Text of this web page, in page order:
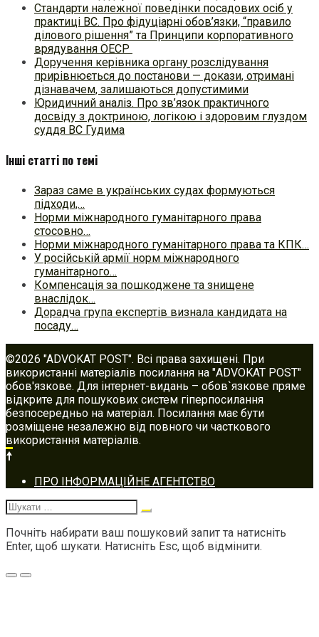
Стандарти належної поведінки посадових осіб у
практиці ВC. Про фідуціарні обов’язки, “правило
ділового рішення” та Принципи корпоративного
врядування ОЕСР
Доручення керівника органу розслідування
прирівнюється до постанови — докази, отримані
дізнавачем, залишаються допустимими
Юридичний аналіз. Про зв’язок практичного
досвіду з доктриною, логікою і здоровим глуздом
суддя ВС Гудима
Інші статті по темі
Зараз саме в українських судах формуються
підходи,…
Норми міжнародного гуманітарного права
стосовно…
Норми міжнародного гуманітарного права та КПК…
У російській армії норм міжнародного
гуманітарного…
Компенсація за пошкоджене та знищене
внаслідок…
Дорадча група експертів визнала кандидата на
посаду…
©2026 "ADVOKAT POST". Всі права захищені. При
використанні матеріалів посилання на "ADVOKAT POST"
обов'язкове. Для інтернет-видань – обов`язкове пряме
відкрите для пошукових систем гіперпосилання
безпосередньо на матеріал. Посилання має бути
розміщене незалежно від повного чи часткового
використання матеріалів.
Footer
navigation
ПРО ІНФОРМАЦІЙНЕ АГЕНТСТВО
Шукати:
Почніть набирати ваш пошуковий запит та натисніть
Enter, щоб шукати. Натисніть Esc, щоб відмінити.
Меню